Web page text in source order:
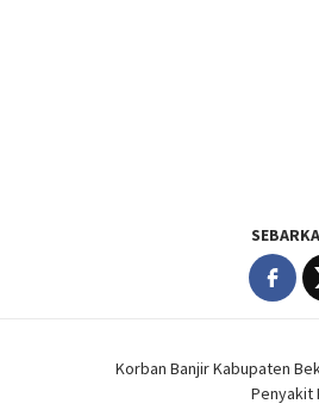
Korban Banjir Kabupaten
Penyakit